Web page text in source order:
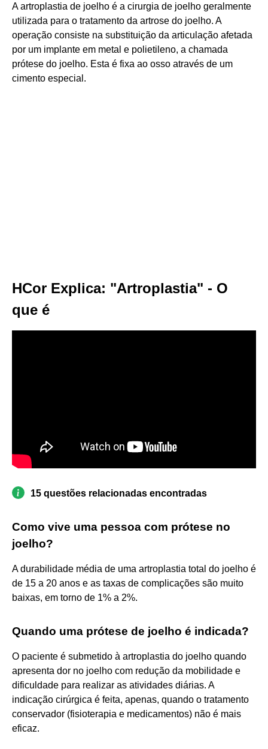
A artroplastia de joelho é a cirurgia de joelho geralmente
utilizada para o tratamento da artrose do joelho. A
operação consiste na substituição da articulação afetada
por um implante em metal e polietileno, a chamada
prótese do joelho. Esta é fixa ao osso através de um
cimento especial.
HCor Explica: "Artroplastia" - O
que é
15 questões relacionadas encontradas
Como vive uma pessoa com prótese no
joelho?
A durabilidade média de uma artroplastia total do joelho é
de 15 a 20 anos e as taxas de complicações são muito
baixas, em torno de 1% a 2%.
Quando uma prótese de joelho é indicada?
O paciente é submetido à artroplastia do joelho quando
apresenta dor no joelho com redução da mobilidade e
dificuldade para realizar as atividades diárias. A
indicação cirúrgica é feita, apenas, quando o tratamento
conservador (fisioterapia e medicamentos) não é mais
eficaz.